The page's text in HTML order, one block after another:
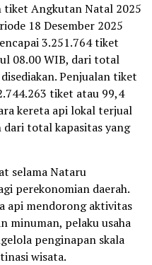
tiket Angkutan Natal 2025
18 Desember 2025
3.251.764 tiket
08.00 WIB, dari total
Penjualan tiket
tiket atau 99,4
kereta api lokal terjual
dari total kapasitas yang
selama Nataru
perekonomian daerah.
api mendorong aktivitas
minuman, pelaku usaha
penginapan skala
wisata.